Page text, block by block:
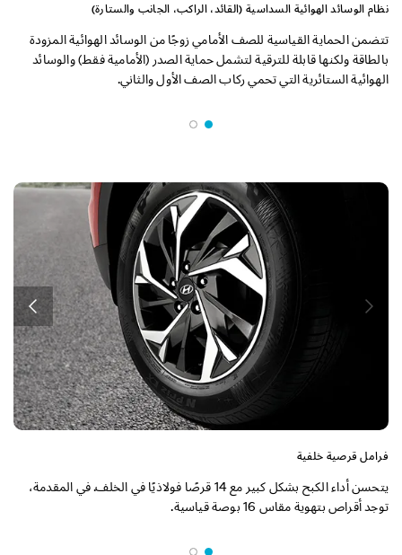
نظام الوسائد الهوائية السداسية (القائد، الراكب، الجانب والستارة)
تتضمن الحماية القياسية للصف الأمامي زوجًا من الوسائد الهوائية المزودة
بالطاقة ولكنها قابلة للترقية لتشمل حماية الصدر (الأمامية فقط) والوسائد
الهوائية الستائرية التي تحمي ركاب الصف الأول والثاني.
فرامل قرصية خلفية
يتحسن أداء الكبح بشكل كبير مع 14 قرصًا فولاذيًا في الخلف. في المقدمة،
توجد أقراص بتهوية مقاس 16 بوصة قياسية.